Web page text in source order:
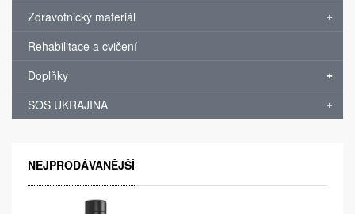
Zdravotnický materiál
Rehabilitace a cvičení
Doplňky
SOS UKRAJINA
NEJPRODÁVANĚJŠÍ